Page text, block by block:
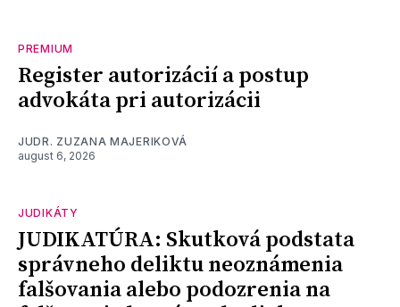
PREMIUM
Register autorizácií a postup
advokáta pri autorizácii
JUDR. ZUZANA MAJERIKOVÁ
august 6, 2026
JUDIKÁTY
JUDIKATÚRA: Skutková podstata
správneho deliktu neoznámenia
falšovania alebo podozrenia na